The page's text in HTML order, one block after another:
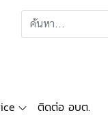
ติดต่อ อบต.